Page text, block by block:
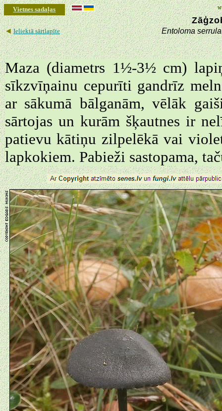
Vietnes sadaļas
◄Ieliektā sārtlapīte Entoloma
Maza (diametrs 1½-3½ cm)
sīkzvīņainu cepurīti gandrīz
ar sākumā bālganām, vēlāk
sārtojas un kurām šķautnes ir
patievu kātiņu zilpelēkā vai
lapkokiem. Pabieži sastopama,